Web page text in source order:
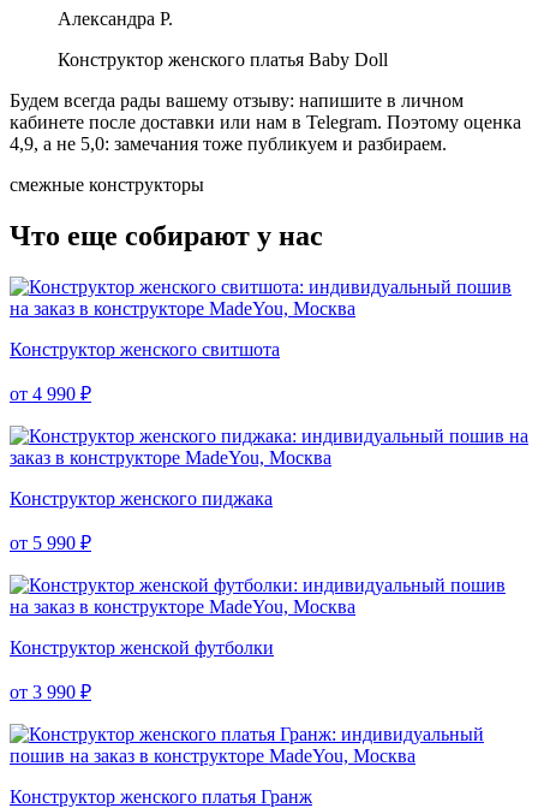
Александра Р.
Конструктор женского платья Baby Doll
Будем всегда рады вашему отзыву: напишите в личном
кабинете после доставки или нам в Telegram. Поэтому оценка
4,9, а не 5,0: замечания тоже публикуем и разбираем.
смежные конструкторы
Что еще собирают у нас
Конструктор женского свитшота
от 4 990 ₽
Конструктор женского пиджака
от 5 990 ₽
Конструктор женской футболки
от 3 990 ₽
Конструктор женского платья Гранж